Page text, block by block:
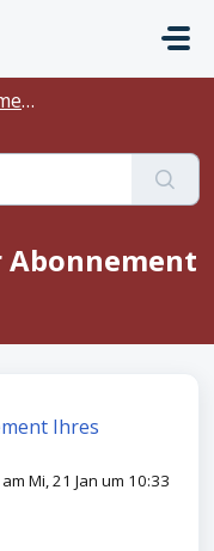
Abonnement
Ihres
Mi, 21 Jan um 10:33